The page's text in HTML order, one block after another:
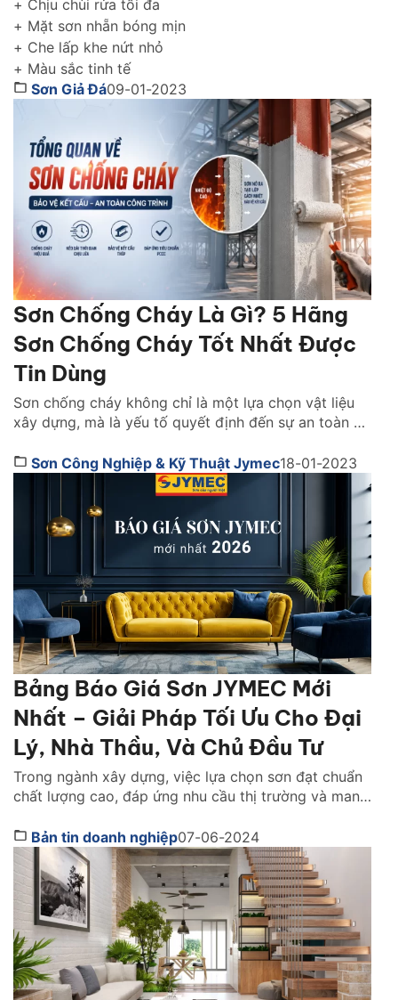
+ Chịu chùi rửa tối đa
+ Mặt sơn nhẵn bóng mịn
+ Che lấp khe nứt nhỏ
+ Màu sắc tinh tế
Sơn Giả Đá09-01-2023
Sơn Chống Cháy Là Gì? 5 Hãng
Sơn Chống Cháy Tốt Nhất Được
Tin Dùng
Sơn chống cháy không chỉ là một lựa chọn vật liệu
xây dựng, mà là yếu tố quyết định đến sự an toàn và
hỏa hoạn. Vậy lựa sơn chống cháy hãng nào tốt?
Cách chọn như thế nào. Cùng tìm hiểu ngay […]
Sơn Công Nghiệp & Kỹ Thuật Jymec18-01-2023
Bảng Báo Giá Sơn JYMEC Mới
Nhất – Giải Pháp Tối Ưu Cho Đại
Lý, Nhà Thầu, Và Chủ Đầu Tư
Trong ngành xây dựng, việc lựa chọn sơn đạt chuẩn
chất lượng cao, đáp ứng nhu cầu thị trường và mang
của đại lý phân phối, nhà thầu và chủ đầu tư. Công
ty cổ phần Sơn JYMEC, với danh tiếng về chất lượng
[…]
Bản tin doanh nghiệp07-06-2024